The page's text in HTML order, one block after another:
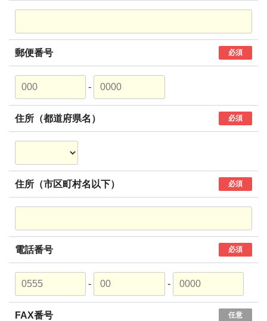
郵便番号 必須
-
住所（都道府県名） 必須
住所（市区町村名以下） 必須
電話番号 必須
- -
FAX番号 任意